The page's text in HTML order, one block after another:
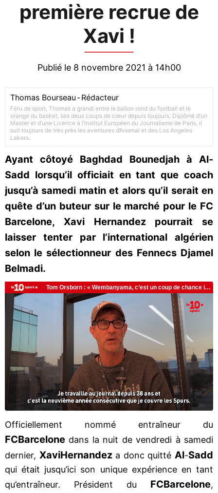
première recrue de
Xavi !
Publié le 8 novembre 2021 à 14h00
Thomas Bourseau -Rédacteur
Féru de sport, Thomas a grandi entre le ballon rond du football et le
orange du basket, ses deux coups de cœur depuis toujours. Diplômé d’un
Master et d’une Licence à l’Institut Européen du Journalisme de Paris, il
suit toujours de très près les aventures d’Arsenal et des Los Angeles
Lakers.
Ayant côtoyé Baghdad Bounedjah à Al-
Sadd lorsqu’il officiait en tant que coach
jusqu’à samedi matin et alors qu’il serait en
quête d’un buteur sur le marché pour le FC
Barcelone, Xavi Hernandez pourrait se
laisser tenter par l’international algérien
selon le sélectionneur des Fennecs Djamel
Belmadi.
Officiellement nommé entraîneur du
FCBarcelone dans la nuit de vendredi à samedi
dernier, XaviHernandeza donc quitté Al-Sadd
qui était jusqu’ici son unique expérience en tant
qu’entraîneur. Président du FCBarcelone,